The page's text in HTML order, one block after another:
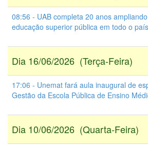
08:56 - UAB completa 20 anos
educação superior pública em todo o país
Dia 16/06/2026 (Terça-Feira)
17:06 - Unemat fará aula inaugural de
Gestão da Escola Pública de Ensino
Dia 10/06/2026 (Quarta-Feira)